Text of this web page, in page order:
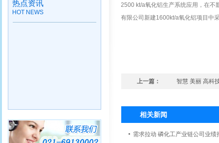
热点资讯
HOT NEWS
2500 kt/a氧化铝生产系统应用，在
有限公司新建1600kt/a氧化铝项目中
上一篇： 智慧 美丽 高科
相关新闻
需求拉动 磷化工产业链公司业绩